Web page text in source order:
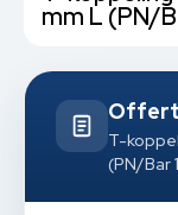
mm L (PN/
T-
(PN/Bar